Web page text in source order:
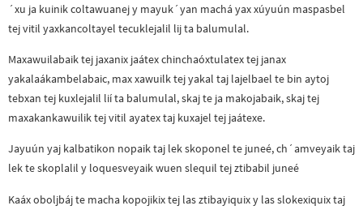
´xu ja kuinik coltawuanej y mayuk´yan machá yax xúyuún maspasbel
tej vitil yaxkancoltayel tecuklejalil lij ta balumulal.
Maxawuilabaik tej jaxanix jaátex chinchaóxtulatex tej janax
yakalaákambelabaic, max xawuilk tej yakal taj lajelbael te bin aytoj
tebxan tej kuxlejalil lií ta balumulal, skaj te ja makojabaik, skaj tej
maxakankawuilik tej vitil ayatex taj kuxajel tej jaátexe.
Jayuún yaj kalbatikon nopaik taj lek skoponel te juneé, ch´amveyaik taj
lek te skoplalil y loquesveyaik wuen slequil tej ztibabil juneé
Kaáx oboljbáj te macha kopojikix tej las ztibayiquix y las slokexiquix taj